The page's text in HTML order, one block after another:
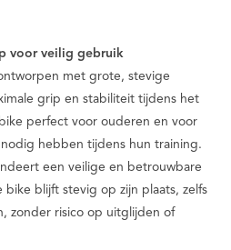
voor veilig gebruik
met grote, stevige
grip en stabiliteit tijdens het
perfect voor ouderen en voor
hebben tijdens hun training.
een veilige en betrouwbare
bike blijft stevig op zijn plaats, zelfs
zonder risico op uitglijden of